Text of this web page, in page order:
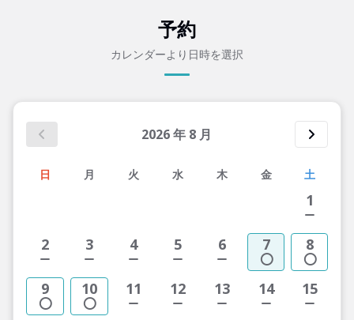
予約
カレンダーより日時を選択
2026年 8 月
日 月 火 水 木 金 土
1
2 3 4 5 6 7 8
9 10 11 12 13 14 15